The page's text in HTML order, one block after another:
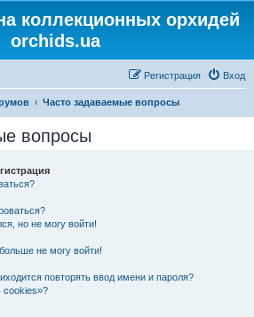
коллекционных орхидей
orchids.ua
Вход
Регистрация
Часто задаваемые вопросы
вопросы
но не могу войти!
не могу войти!
повторять ввод имени и пароля?
cookies»?